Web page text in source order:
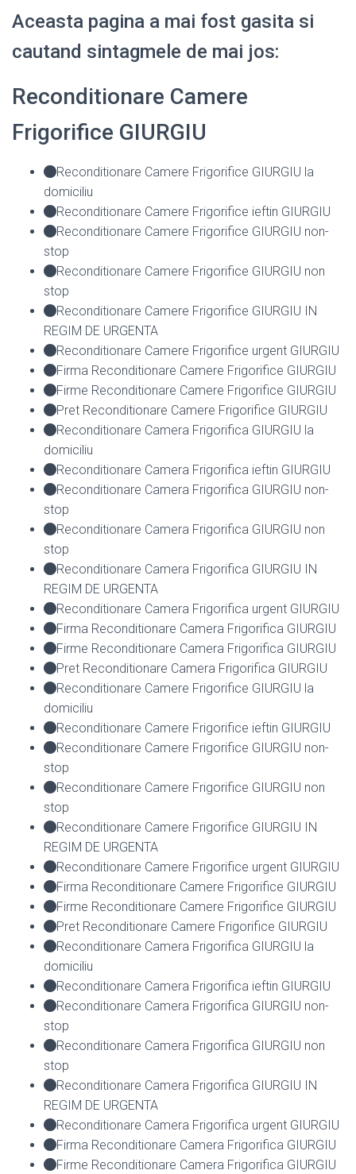
Aceasta pagina a mai fost gasita si
cautand sintagmele de mai jos:
Reconditionare Camere
Frigorifice GIURGIU
Reconditionare Camere Frigorifice GIURGIU la
domiciliu
Reconditionare Camere Frigorifice ieftin GIURGIU
Reconditionare Camere Frigorifice GIURGIU non-
stop
Reconditionare Camere Frigorifice GIURGIU non
stop
Reconditionare Camere Frigorifice GIURGIU IN
REGIM DE URGENTA
Reconditionare Camere Frigorifice urgent GIURGIU
Firma Reconditionare Camere Frigorifice GIURGIU
Firme Reconditionare Camere Frigorifice GIURGIU
Pret Reconditionare Camere Frigorifice GIURGIU
Reconditionare Camera Frigorifica GIURGIU la
domiciliu
Reconditionare Camera Frigorifica ieftin GIURGIU
Reconditionare Camera Frigorifica GIURGIU non-
stop
Reconditionare Camera Frigorifica GIURGIU non
stop
Reconditionare Camera Frigorifica GIURGIU IN
REGIM DE URGENTA
Reconditionare Camera Frigorifica urgent GIURGIU
Firma Reconditionare Camera Frigorifica GIURGIU
Firme Reconditionare Camera Frigorifica GIURGIU
Pret Reconditionare Camera Frigorifica GIURGIU
Reconditionare Camere Frigorifice GIURGIU la
domiciliu
Reconditionare Camere Frigorifice ieftin GIURGIU
Reconditionare Camere Frigorifice GIURGIU non-
stop
Reconditionare Camere Frigorifice GIURGIU non
stop
Reconditionare Camere Frigorifice GIURGIU IN
REGIM DE URGENTA
Reconditionare Camere Frigorifice urgent GIURGIU
Firma Reconditionare Camere Frigorifice GIURGIU
Firme Reconditionare Camere Frigorifice GIURGIU
Pret Reconditionare Camere Frigorifice GIURGIU
Reconditionare Camera Frigorifica GIURGIU la
domiciliu
Reconditionare Camera Frigorifica ieftin GIURGIU
Reconditionare Camera Frigorifica GIURGIU non-
stop
Reconditionare Camera Frigorifica GIURGIU non
stop
Reconditionare Camera Frigorifica GIURGIU IN
REGIM DE URGENTA
Reconditionare Camera Frigorifica urgent GIURGIU
Firma Reconditionare Camera Frigorifica GIURGIU
Firme Reconditionare Camera Frigorifica GIURGIU